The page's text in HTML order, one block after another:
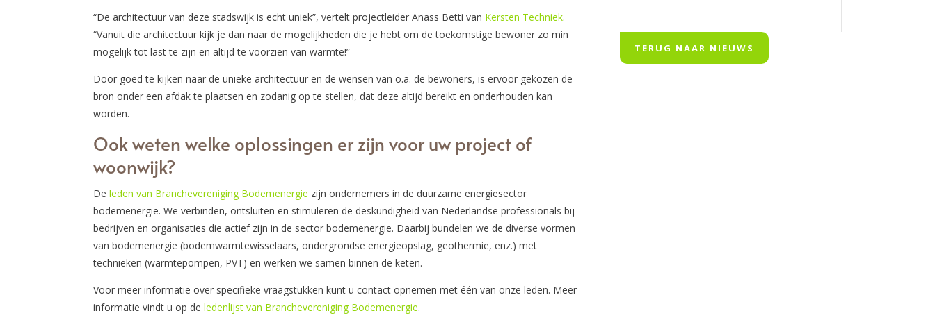
“De architectuur van deze stadswijk is echt uniek”, vertelt projectleider Anass Betti van Kersten Techniek.
“Vanuit die architectuur kijk je dan naar de mogelijkheden die je hebt om de toekomstige bewoner zo min
mogelijk tot last te zijn en altijd te voorzien van warmte!”
Door goed te kijken naar de unieke architectuur en de wensen van o.a. de bewoners, is ervoor gekozen de
bron onder een afdak te plaatsen en zodanig op te stellen, dat deze altijd bereikt en onderhouden kan
worden.
Ook weten welke oplossingen er zijn voor uw project of
woonwijk?
Deleden van Branchevereniging Bodemenergie zijn ondernemers in de duurzame energiesector
bodemenergie. We verbinden, ontsluiten en stimuleren de deskundigheid van Nederlandse professionals bij
bedrijven en organisaties die actief zijn in de sector bodemenergie. Daarbij bundelen we de diverse vormen
van bodemenergie (bodemwarmtewisselaars, ondergrondse energieopslag, geothermie, enz.) met
technieken (warmtepompen, PVT) en werken we samen binnen de keten.
Voor meer informatie over specifieke vraagstukken kunt u contact opnemen met één van onze leden. Meer
informatie vindt u op de ledenlijst van Branchevereniging Bodemenergie.
TERUG NAAR NIEUWS